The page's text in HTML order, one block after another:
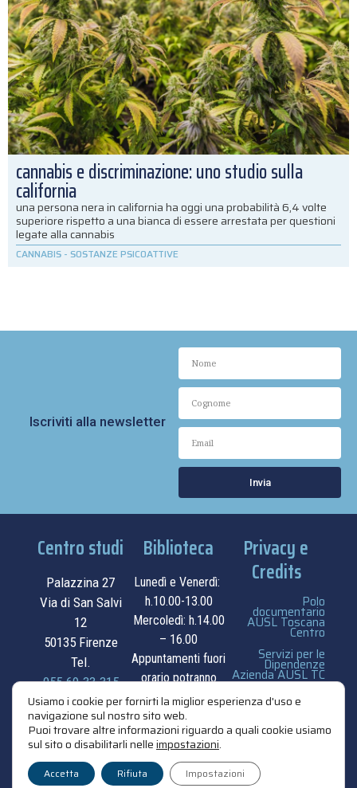
cannabis e discriminazione: uno studio sulla
california
una persona nera in california ha oggi una probabilità 6,4 volte
superiore rispetto a una bianca di essere arrestata per questioni
legate alla cannabis
CANNABIS - SOSTANZE PSICOATTIVE
Iscriviti alla newsletter
Invia
Centro studi
Palazzina 27
Via di San Salvi
12
50135 Firenze
Tel.
055.69.33.315
contatti
Biblioteca
Lunedì e Venerdì:
h.10.00-13.00
Mercoledì: h.14.00
– 16.00
Appuntamenti fuori
orario potranno
essere
concordati su
appuntamento.
contatti
Privacy e
Credits
Polo
documentario
AUSL Toscana
Centro
Servizi per le
Dipendenze
Azienda AUSL TC
privacy e cookie
Usiamo i cookie per fornirti la miglior esperienza d'uso e
navigazione sul nostro sito web.
Puoi trovare altre informazioni riguardo a quali cookie usiamo
sul sito o disabilitarli nelleimpostazioni.
Accetta Rifiuta Impostazioni